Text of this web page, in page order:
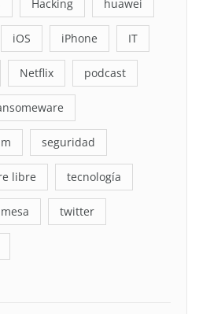
Hacking huawei
iOS iPhone IT
Netflix podcast
seguridad
libre tecnología
twitter